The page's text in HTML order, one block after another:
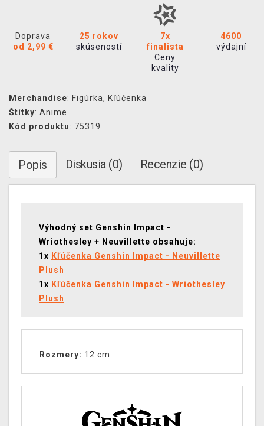
Doprava
od 2,99 €
25 rokov
skúseností
7x
finalista
Ceny
kvality
4600
výdajní
Merchandise: Figúrka, Kľúčenka
Štítky: Anime
Kód produktu: 75319
Popis Diskusia (0) Recenzie (0)
Výhodný set Genshin Impact -
Wriothesley + Neuvillette obsahuje:
1x Kľúčenka Genshin Impact - Neuvillette
Plush
1x Kľúčenka Genshin Impact - Wriothesley
Plush
Rozmery: 12 cm